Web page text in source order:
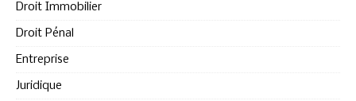
Droit Immobilier
Droit Pénal
Entreprise
Juridique